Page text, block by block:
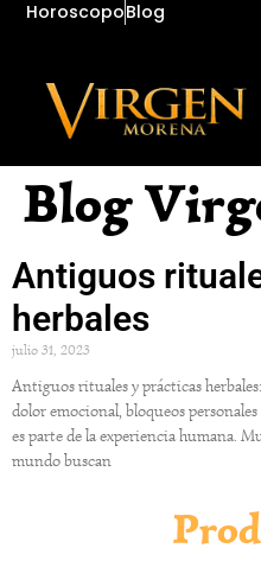
HoroscopoBlog
Blog
Antiguos
herbales
julio 31, 2023
Antiguos rituales y prácticas
dolor emocional, bloqueos
es parte de la experiencia humana.
mundo buscan